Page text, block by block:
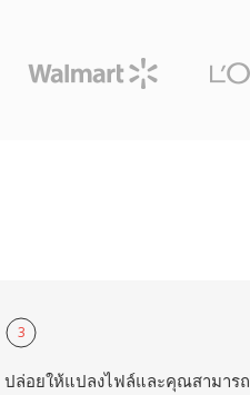
3
ปล่อยให้แปลงไฟล์และคุณสามารถ